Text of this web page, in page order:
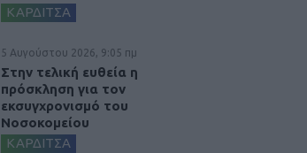
ΚΑΡΔΙΤΣΑ
5 Αυγούστου 2026, 9:05 πμ
Στην τελική ευθεία η
πρόσκληση για τον
εκσυγχρονισμό του
Νοσοκομείου
ΚΑΡΔΙΤΣΑ